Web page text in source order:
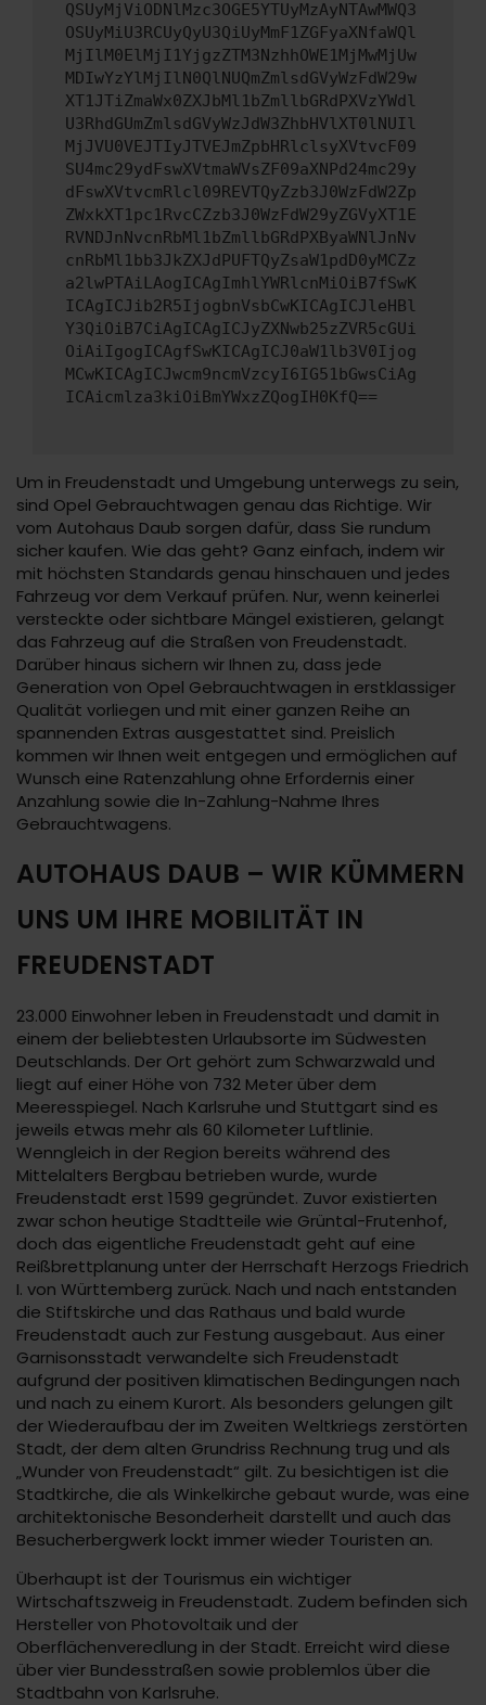
QSUyMjViODNlMzc3OGE5YTUyMzAyNTAwMWQ3
OSUyMiU3RCUyQyU3QiUyMmF1ZGFyaXNfaWQl
MjIlM0ElMjI1YjgzZTM3NzhhOWE1MjMwMjUw
MDIwYzYlMjIlN0QlNUQmZmlsdGVyWzFdW29w
XT1JTiZmaWx0ZXJbMl1bZmllbGRdPXVzYWdl
U3RhdGUmZmlsdGVyWzJdW3ZhbHVlXT0lNUIl
MjJVU0VEJTIyJTVEJmZpbHRlclsyXVtvcF09
SU4mc29ydFswXVtmaWVsZF09aXNPd24mc29y
dFswXVtvcmRlcl09REVTQyZzb3J0WzFdW2Zp
ZWxkXT1pc1RvcCZzb3J0WzFdW29yZGVyXT1E
RVNDJnNvcnRbMl1bZmllbGRdPXByaWNlJnNv
cnRbMl1bb3JkZXJdPUFTQyZsaW1pdD0yMCZz
a2lwPTAiLAogICAgImhlYWRlcnMiOiB7fSwK
ICAgICJib2R5IjogbnVsbCwKICAgICJleHBl
Y3QiOiB7CiAgICAgICJyZXNwb25zZVR5cGUi
OiAiIgogICAgfSwKICAgICJ0aW1lb3V0Ijog
MCwKICAgICJwcm9ncmVzcyI6IG51bGwsCiAg
ICAicmlza3kiOiBmYWxzZQogIH0KfQ==
Um in Freudenstadt und Umgebung unterwegs zu sein,
sind Opel Gebrauchtwagen genau das Richtige. Wir
vom Autohaus Daub sorgen dafür, dass Sie rundum
sicher kaufen. Wie das geht? Ganz einfach, indem wir
mit höchsten Standards genau hinschauen und jedes
Fahrzeug vor dem Verkauf prüfen. Nur, wenn keinerlei
versteckte oder sichtbare Mängel existieren, gelangt
das Fahrzeug auf die Straßen von Freudenstadt.
Darüber hinaus sichern wir Ihnen zu, dass jede
Generation von Opel Gebrauchtwagen in erstklassiger
Qualität vorliegen und mit einer ganzen Reihe an
spannenden Extras ausgestattet sind. Preislich
kommen wir Ihnen weit entgegen und ermöglichen auf
Wunsch eine Ratenzahlung ohne Erfordernis einer
Anzahlung sowie die In-Zahlung-Nahme Ihres
Gebrauchtwagens.
AUTOHAUS DAUB – WIR KÜMMERN
UNS UM IHRE MOBILITÄT IN
FREUDENSTADT
23.000 Einwohner leben in Freudenstadt und damit in
einem der beliebtesten Urlaubsorte im Südwesten
Deutschlands. Der Ort gehört zum Schwarzwald und
liegt auf einer Höhe von 732 Meter über dem
Meeresspiegel. Nach Karlsruhe und Stuttgart sind es
jeweils etwas mehr als 60 Kilometer Luftlinie.
Wenngleich in der Region bereits während des
Mittelalters Bergbau betrieben wurde, wurde
Freudenstadt erst 1599 gegründet. Zuvor existierten
zwar schon heutige Stadtteile wie Grüntal-Frutenhof,
doch das eigentliche Freudenstadt geht auf eine
Reißbrettplanung unter der Herrschaft Herzogs Friedrich
I. von Württemberg zurück. Nach und nach entstanden
die Stiftskirche und das Rathaus und bald wurde
Freudenstadt auch zur Festung ausgebaut. Aus einer
Garnisonsstadt verwandelte sich Freudenstadt
aufgrund der positiven klimatischen Bedingungen nach
und nach zu einem Kurort. Als besonders gelungen gilt
der Wiederaufbau der im Zweiten Weltkriegs zerstörten
Stadt, der dem alten Grundriss Rechnung trug und als
„Wunder von Freudenstadt“ gilt. Zu besichtigen ist die
Stadtkirche, die als Winkelkirche gebaut wurde, was eine
architektonische Besonderheit darstellt und auch das
Besucherbergwerk lockt immer wieder Touristen an.
Überhaupt ist der Tourismus ein wichtiger
Wirtschaftszweig in Freudenstadt. Zudem befinden sich
Hersteller von Photovoltaik und der
Oberflächenveredlung in der Stadt. Erreicht wird diese
über vier Bundesstraßen sowie problemlos über die
Stadtbahn von Karlsruhe.